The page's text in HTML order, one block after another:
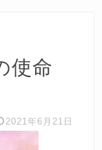
使命
2021年6月21日